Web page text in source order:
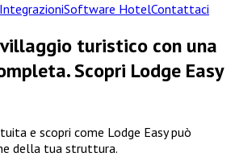
IntegrazioniSoftware HotelContattaci
turistico con una
Scopri Lodge Easy
e scopri come Lodge Easy può
della tua struttura.